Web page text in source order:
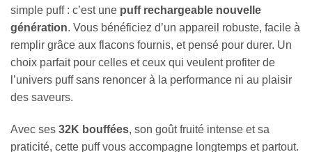
simple puff : c’est une puff rechargeable nouvelle
génération. Vous bénéficiez d’un appareil robuste, facile à
remplir grâce aux flacons fournis, et pensé pour durer. Un
choix parfait pour celles et ceux qui veulent profiter de
l’univers puff sans renoncer à la performance ni au plaisir
des saveurs.
Avec ses 32K bouffées, son goût fruité intense et sa
praticité, cette puff vous accompagne longtemps et partout.